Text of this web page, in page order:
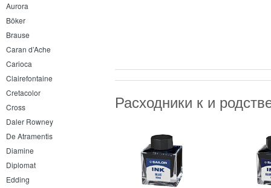
Aurora
Böker
Brause
Caran d’Ache
Carioca
Clairefontaine
Cretacolor
Cross
Daler Rowney
De Atramentis
Diamine
Diplomat
Edding
Расходники к и